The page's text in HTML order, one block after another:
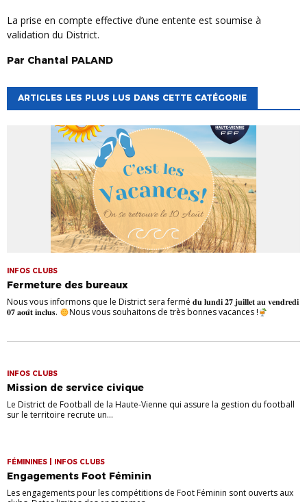
la prise en compte effective d’une entente est soumise à
validation du District.
Par Chantal PALAND
ARTICLES LES PLUS LUS DANS CETTE CATÉGORIE
INFOS CLUBS
Fermeture des bureaux
Nous vous informons que le District sera fermé 𝐝𝐮 𝐥𝐮𝐧𝐝𝐢 𝟐𝟕 𝐣𝐮𝐢𝐥𝐥𝐞𝐭 𝐚𝐮 𝐯𝐞𝐧𝐝𝐫𝐞𝐝𝐢
𝟎𝟕 𝐚𝐨𝐮̂𝐭 𝐢𝐧𝐜𝐥𝐮𝐬.
Nous vous souhaitons de très bonnes vacances !
INFOS CLUBS
Mission de service civique
Le District de Football de la Haute-Vienne qui assure la gestion du football
sur le territoire recrute un...
FÉMININES | INFOS CLUBS
Engagements Foot Féminin
Les engagements pour les compétitions de Foot Féminin sont ouverts aux